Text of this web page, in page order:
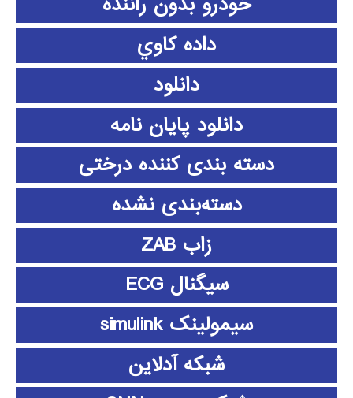
داده كاوي
دانلود
دانلود پايان نامه
دسته بندی کننده درختی
دسته‌بندی نشده
زاب ZAB
سیگنال ECG
سیمولینک simulink
شبکه آدلاین